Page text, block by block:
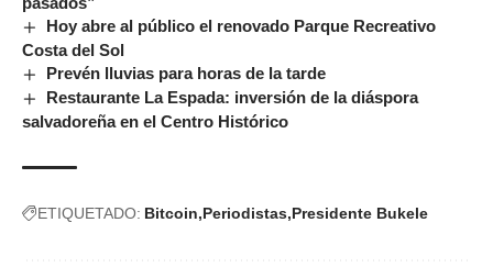
Hoy abre al público el renovado Parque Recreativo
Costa del Sol
Prevén lluvias para horas de la tarde
Restaurante La Espada: inversión de la diáspora
salvadoreña en el Centro Histórico
ETIQUETADO: Bitcoin Periodistas Presidente Bukele